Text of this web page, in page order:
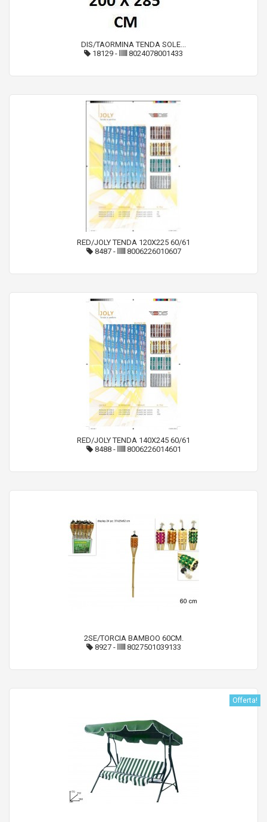
DIS/TAORMINA TENDA SOLE...
18129 - 8024078001433
RED/JOLY TENDA 120X225 60/61
8487- 8006226010607
RED/JOLY TENDA 140X245 60/61
8488- 8006226014601
2SE/TORCIA BAMBOO 60CM.
8927- 8027501039133
Offerta!